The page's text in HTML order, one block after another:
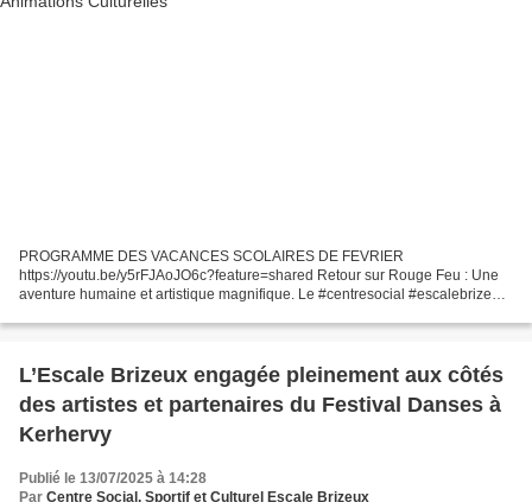
PROGRAMME DES VACANCES SCOLAIRES DE FEVRIER
https://youtu.be/y5rFJAoJO6c?feature=shared Retour sur Rouge Feu : Une
aventure humaine et artistique magnifique. Le #centresocial #escalebrizeux
L’Escale Brizeux engagée pleinement aux côtés
des artistes et partenaires du Festival Danses à
Kerhervy
Publié le 13/07/2025 à 14:28
Par Centre Social, Sportif et Culturel Escale Brizeux